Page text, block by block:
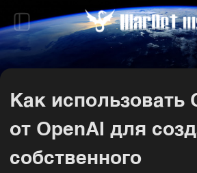
Как использовать
от OpenAI для
собственного